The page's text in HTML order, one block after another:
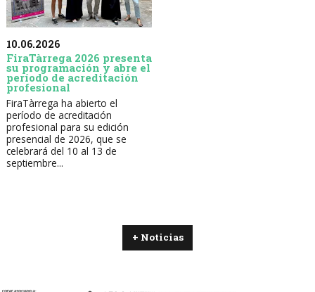
10.06.2026
FiraTàrrega 2026 presenta
su programación y abre el
período de acreditación
profesional
FiraTàrrega ha abierto el
período de acreditación
profesional para su edición
presencial de 2026, que se
celebrará del 10 al 13 de
septiembre...
+ Noticias